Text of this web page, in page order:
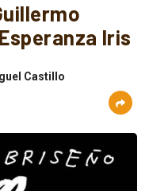
Iris
Castillo